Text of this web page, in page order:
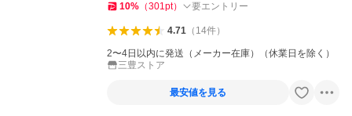
10% （301pt） 要エントリー
4.71（ 14件）
2〜4日以内に発送（メーカー在庫）（休業日を除く）
三豊ストア
最安値を見る